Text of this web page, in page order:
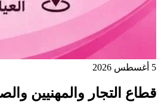
5 أغسطس 2026
قطاع التجار والمهنيين